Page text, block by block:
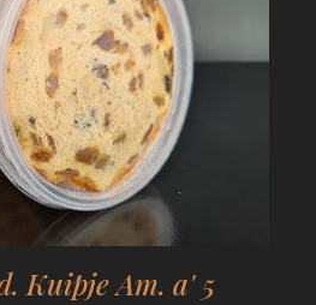
Kuipje Am. a' 5